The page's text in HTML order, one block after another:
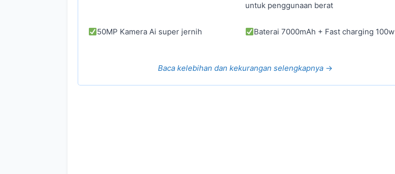
untuk penggunaan berat
50MP Kamera Ai super jernih Baterai 7000mAh + Fast charging 100w
Baca kelebihan dan kekurangan selengkapnya →